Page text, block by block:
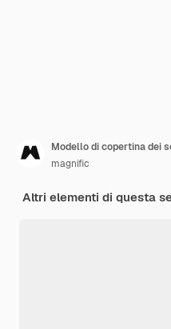
magnific
Altri elementi di questa